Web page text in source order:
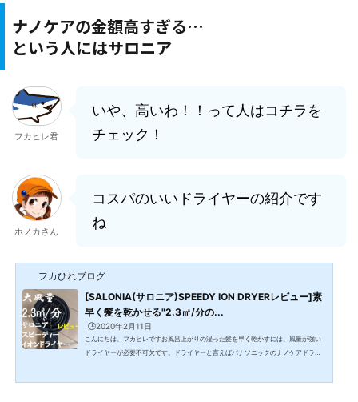
ナノケアの金額高すぎる…
という人にはサロニア
フカヒレ君
いや、高いわ！！って人はコチラを
チェック！
ホノカさん
コスパのいいドライヤーの紹介です
ね
フカひれブログ
[SALONIA(サロニア)SPEEDY ION DRYERレビュー]素
早く髪を乾かせる"2.3㎥/分の...
🕒️2020年2月11日
こんにちは、フカヒレですお風呂上がりの湿った髪を早く乾かすには、風量が強い
ドライヤーが必要不可欠です。ドライヤーと言えばパナソニックのナノケアドライ